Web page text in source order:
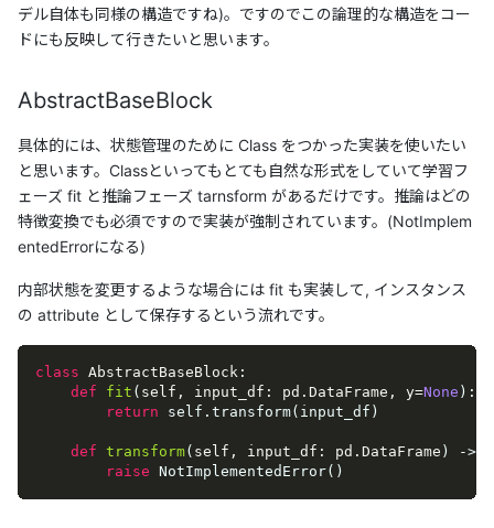
デル自体も同様の構造ですね)。ですのでこの論理的な構造をコー
ドにも反映して行きたいと思います。
AbstractBaseBlock
具体的には、状態管理のために Class をつかった実装を使いたい
と思います。Classといってもとても自然な形式をしていて学習フ
ェーズ fit と推論フェーズ tarnsform があるだけです。推論はどの
特徴変換でも必須ですので実装が強制されています。(NotImplem
entedErrorになる)
内部状態を変更するような場合には fit も実装して, インスタンス
の attribute として保存するという流れです。
class AbstractBaseBlock :
def
fit ( self, input_df: pd.DataFrame, y=None ):
return self.transform(input_df)
def transform( self, input_df: pd.DataFrame ) ->
raise NotImplementedError()